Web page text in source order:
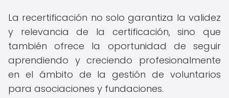
La recertificación no solo garantiza la validez
y relevancia de la certificación, sino que
también ofrece la oportunidad de seguir
aprendiendo y creciendo profesionalmente
en el ámbito de la gestión de voluntarios
para asociaciones y fundaciones.